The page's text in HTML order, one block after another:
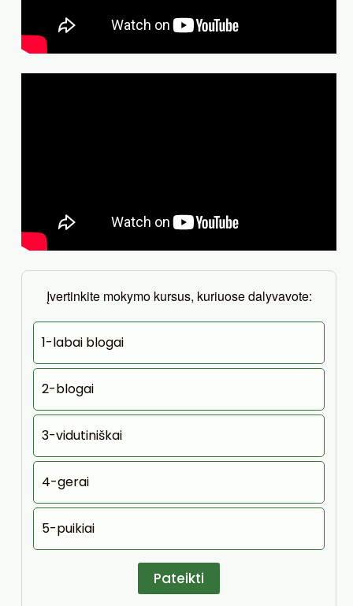
Įvertinkite mokymo kursus, kuriuose dalyvavote:
1-labai blogai
2-blogai
3-vidutiniškai
4-gerai
5-puikiai